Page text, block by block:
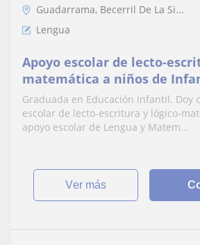
Guadarrama, Becerril De La Si...
Lengua
Apoyo escolar de lecto-
matemática a niños de
Graduada en Educación Infantil. Doy
escolar de lecto-escritura y lógico-
apoyo escolar de Lengua y Matem...
ver más